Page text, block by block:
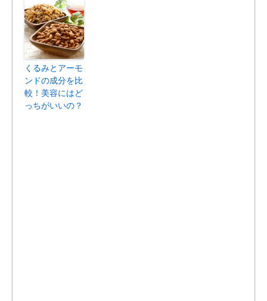
くるみとアーモ
ンドの成分を比
較！美容にはど
っちがいいの？